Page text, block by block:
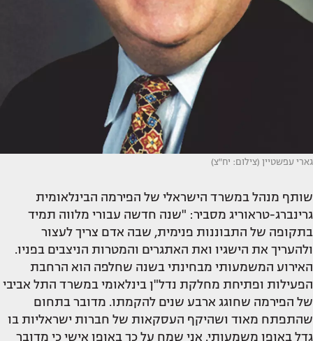
גארי עפשטיין (צילום: יח"צ)
שותף מנהל במשרד הישראלי של הפירמה הבינלאומית
גרינברג-טראוריג מסביר: "שנה חדשה עבורי מלווה תמיד
בתקופה של התבוננות פנימית, שבה אדם צריך לעצור
ולהעריך את הישגיו ואת האתגרים והמטרות הניצבים בפניו.
האירוע המשמעותי מבחינתי בשנה שחלפה הוא הרחבת
הפעילות ופתיחת מחלקת נדל"ן בינלאומי במשרד התל אביבי
של הפירמה שחוגג ארבע שנים להקמתו. מדובר בתחום
שהתפתח מאוד ושהיקף העסקאות של חברות ישראליות בו
גדל באופן משמעותי. אני שמח על כך באופן אישי כי מדובר